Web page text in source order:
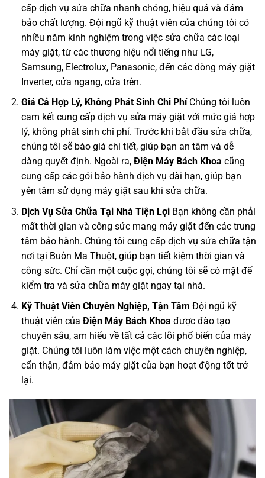
cấp dịch vụ sửa chữa nhanh chóng, hiệu quả và đảm
bảo chất lượng. Đội ngũ kỹ thuật viên của chúng tôi có
nhiều năm kinh nghiệm trong việc sửa chữa các loại
máy giặt, từ các thương hiệu nổi tiếng như LG,
Samsung, Electrolux, Panasonic, đến các dòng máy giặt
Inverter, cửa ngang, cửa trên.
Giá Cả Hợp Lý, Không Phát Sinh Chi PhíChúng tôi luôn
cam kết cung cấp dịch vụ sửa máy giặt với mức giá hợp
lý, không phát sinh chi phí. Trước khi bắt đầu sửa chữa,
chúng tôi sẽ báo giá chi tiết, giúp bạn an tâm và dễ
dàng quyết định. Ngoài ra, Điện Máy Bách Khoa cũng
cung cấp các gói bảo hành dịch vụ dài hạn, giúp bạn
yên tâm sử dụng máy giặt sau khi sửa chữa.
Dịch Vụ Sửa Chữa Tại Nhà Tiện LợiBạn không cần phải
mất thời gian và công sức mang máy giặt đến các trung
tâm bảo hành. Chúng tôi cung cấp dịch vụ sửa chữa tận
nơi tại Buôn Ma Thuột, giúp bạn tiết kiệm thời gian và
công sức. Chỉ cần một cuộc gọi, chúng tôi sẽ có mặt để
kiểm tra và sửa chữa máy giặt ngay tại nhà.
Kỹ Thuật Viên Chuyên Nghiệp, Tận Tâm Đội ngũ kỹ
thuật viên của Điện Máy Bách Khoa được đào tạo
chuyên sâu, am hiểu về tất cả các lỗi phổ biến của máy
giặt. Chúng tôi luôn làm việc một cách chuyên nghiệp,
cẩn thận, đảm bảo máy giặt của bạn hoạt động tốt trở
lại.